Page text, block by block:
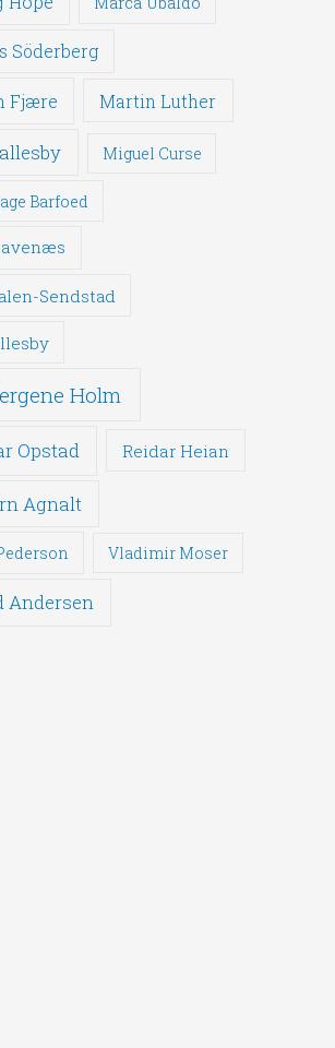
Söderberg
Fjære Martin Luther
Miguel Curse
Barfoed
Sendstad
Holm
Opstad Reidar Heian
Agnalt
Vladimir Moser
Andersen